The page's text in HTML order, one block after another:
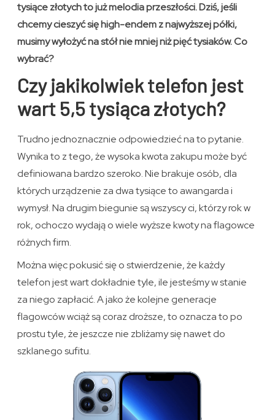
tysiące złotych to już melodia przeszłości. Dziś, jeśli
chcemy cieszyć się high-endem z najwyższej półki,
musimy wyłożyć na stół nie mniej niż pięć tysiaków. Co
wybrać?
Czy jakikolwiek telefon jest
wart 5,5 tysiąca złotych?
Trudno jednoznacznie odpowiedzieć na to pytanie.
Wynika to z tego, że wysoka kwota zakupu może być
definiowana bardzo szeroko. Nie brakuje osób, dla
których urządzenie za dwa tysiące to awangarda i
wymysł. Na drugim biegunie są wszyscy ci, którzy rok w
rok, ochoczo wydają o wiele wyższe kwoty na flagowce
różnych firm.
Można więc pokusić się o stwierdzenie, że każdy
telefon jest wart dokładnie tyle, ile jesteśmy w stanie
za niego zapłacić. A jako że kolejne generacje
flagowców wciąż są coraz droższe, to oznacza to po
prostu tyle, że jeszcze nie zbliżamy się nawet do
szklanego sufitu.